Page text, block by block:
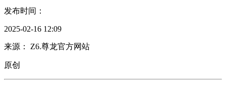
发布时间：
2025-02-16 12:09
来源： Z6.尊龙官方网站
原创